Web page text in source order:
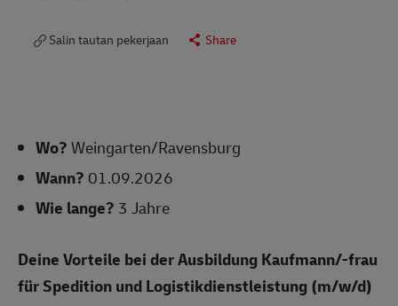
Salin tautan pekerjaan Share
Wo?Weingarten/Ravensburg
Wann? 01.09.2026
Wie lange? 3 Jahre
Deine Vorteile bei der Ausbildung Kaufmann/-frau
für Spedition und Logistikdienstleistung (m/w/d)